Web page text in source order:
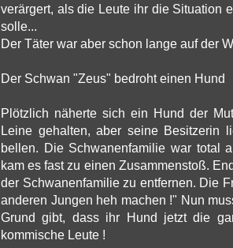
verärgert, als die Leute ihr die Situation
solle...
Der Täter war aber schon lange auf der
Der Schwan "Zeus" bedroht einen Hund
Plötzlich näherte sich ein Hund der
Leine gehalten, aber seine
bellen. Die Schwanenfamilie war total
kam es fast zu einen Zusammenstoß.
der Schwanenfamilie zu entfernen. Die
anderen Jungen heh machen !" Nun
Grund gibt, dass ihr Hund jetzt die
kommische Leute !